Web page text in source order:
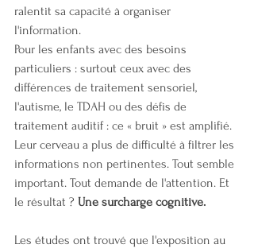
ralentit sa capacité à organiser
l'information.
Pour les enfants avec des besoins
particuliers : surtout ceux avec des
différences de traitement sensoriel,
l'autisme, le TDAH ou des défis de
traitement auditif : ce « bruit » est amplifié.
Leur cerveau a plus de difficulté à filtrer les
informations non pertinentes. Tout semble
important. Tout demande de l'attention. Et
le résultat ? Une surcharge cognitive.
Les études ont trouvé que l'exposition au